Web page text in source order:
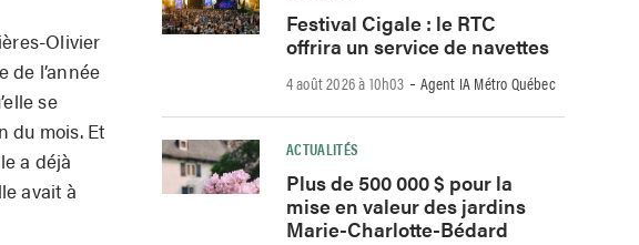
Olivier
de l’année
se
du mois. Et
a déjà
avait à
Festival Cigale : le RTC
offrira un service de navettes
4 août 2026 à 10h03 -Agent IA Métro Québec
ACTUALITÉS
Plus de 500 000 $ pour la
mise en valeur des jardins
Marie-Charlotte-Bédard